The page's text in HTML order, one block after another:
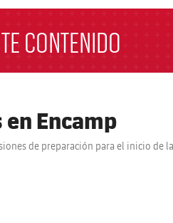
CONTENIDO
Encamp
de preparación para el inicio de